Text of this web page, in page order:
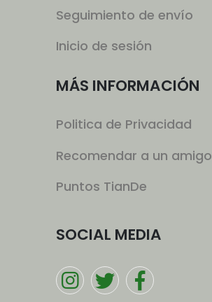
Seguimiento de envío
Inicio de sesión
MÁS INFORMACIÓN
Politica de Privacidad
Recomendar a un amigo
Puntos TianDe
SOCIAL MEDIA